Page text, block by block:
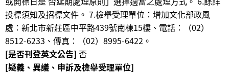
投標須知及招標文件。 7.檢舉受理單位：增加文化部政風
處：新北市新莊區中平路439號南棟15樓、電話：（02）
8512-6233、傳真：（02）8995-6422。
[是否刊登英文公告] 否
[疑義、異議、申訴及檢舉受理單位]